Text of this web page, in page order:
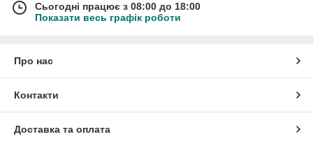
Сьогодні працює з 08:00 до 18:00
Показати весь графік роботи
Про нас
Контакти
Доставка та оплата